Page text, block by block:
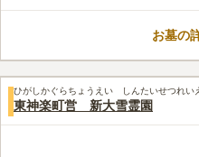
お墓の
ひがしかぐらちょうえい しんたいせつれい
東神楽町営 新大雪霊園